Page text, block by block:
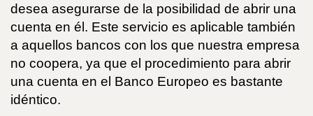
desea asegurarse de la posibilidad de abrir una
cuenta en él. Este servicio es aplicable también
a aquellos bancos con los que nuestra empresa
no coopera, ya que el procedimiento para abrir
una cuenta en el Banco Europeo es bastante
idéntico.